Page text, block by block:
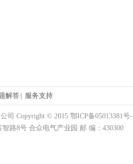
解答 服务支持
司 Copyright © 2015 鄂ICP备05013381号
路8号 合众电气产业园 邮 编：430300